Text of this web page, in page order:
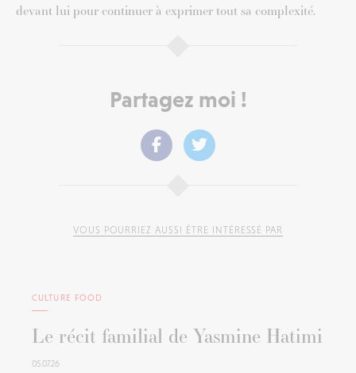
devant lui pour continuer à exprimer tout sa complexité.
Partagez moi !
VOUS POURRIEZ AUSSI ÊTRE INTÉRESSÉ PAR
CULTURE FOOD
Le récit familial de Yasmine Hatimi
05.07.26